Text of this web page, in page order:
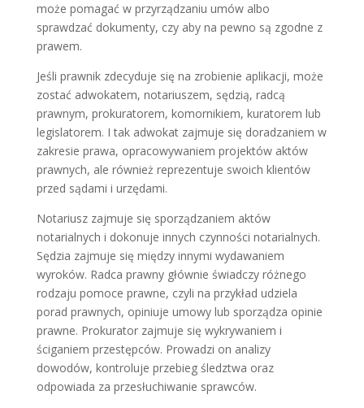
może pomagać w przyrządzaniu umów albo
sprawdzać dokumenty, czy aby na pewno są zgodne z
prawem.
Jeśli prawnik zdecyduje się na zrobienie aplikacji, może
zostać adwokatem, notariuszem, sędzią, radcą
prawnym, prokuratorem, komornikiem, kuratorem lub
legislatorem. I tak adwokat zajmuje się doradzaniem w
zakresie prawa, opracowywaniem projektów aktów
prawnych, ale również reprezentuje swoich klientów
przed sądami i urzędami.
Notariusz zajmuje się sporządzaniem aktów
notarialnych i dokonuje innych czynności notarialnych.
Sędzia zajmuje się między innymi wydawaniem
wyroków. Radca prawny głównie świadczy różnego
rodzaju pomoce prawne, czyli na przykład udziela
porad prawnych, opiniuje umowy lub sporządza opinie
prawne. Prokurator zajmuje się wykrywaniem i
ściganiem przestępców. Prowadzi on analizy
dowodów, kontroluje przebieg śledztwa oraz
odpowiada za przesłuchiwanie sprawców.